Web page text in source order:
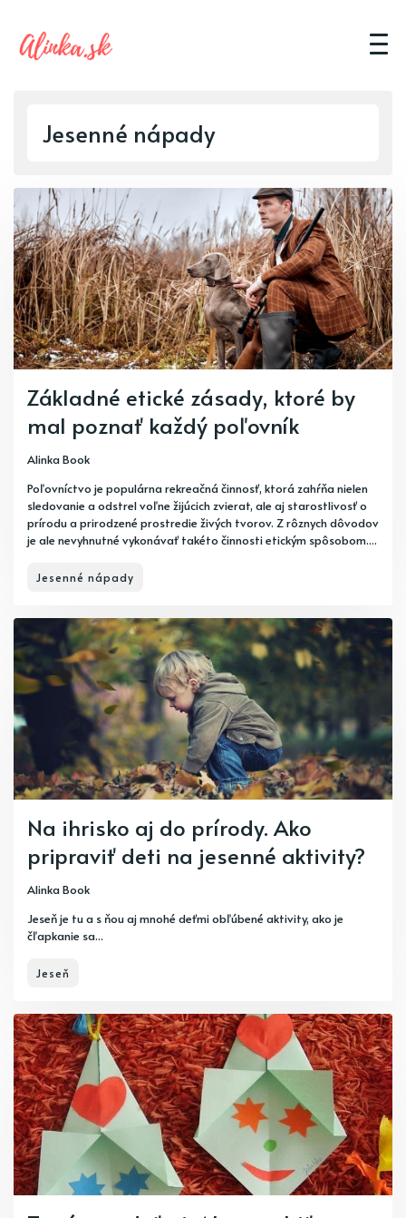
Jesenné nápady
Základné etické zásady, ktoré by
mal poznať každý poľovník
Alinka Book
Poľovníctvo je populárna rekreačná činnosť, ktorá zahŕňa nielen
sledovanie a odstrel voľne žijúcich zvierat, ale aj starostlivosť o
prírodu a prirodzené prostredie živých tvorov. Z rôznych dôvodov
je ale nevyhnutné vykonávať takéto činnosti etickým spôsobom....
Jesenné nápady
Na ihrisko aj do prírody. Ako
pripraviť deti na jesenné aktivity?
Alinka Book
Jeseň je tu a s ňou aj mnohé deťmi obľúbené aktivity, ako je
čľapkanie sa...
Jeseň